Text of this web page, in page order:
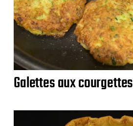
Galettes aux courgettes